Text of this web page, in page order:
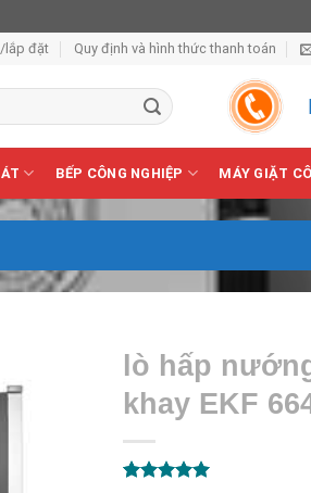
lắp đặt Quy định và hình thức thanh toán
BẾP CÔNG NGHIỆP MÁY GIẶT
lò hấp
khay EKF